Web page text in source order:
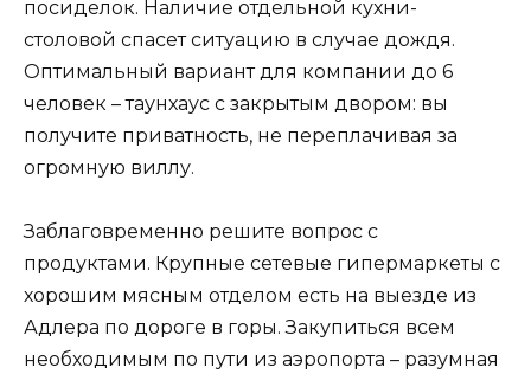
посиделок. Наличие отдельной кухни-
столовой спасет ситуацию в случае дождя.
Оптимальный вариант для компании до 6
человек – таунхаус с закрытым двором: вы
получите приватность, не переплачивая за
огромную виллу.
Заблаговременно решите вопрос с
продуктами. Крупные сетевые гипермаркеты с
хорошим мясным отделом есть на выезде из
Адлера по дороге в горы. Закупиться всем
необходимым по пути из аэропорта – разумная